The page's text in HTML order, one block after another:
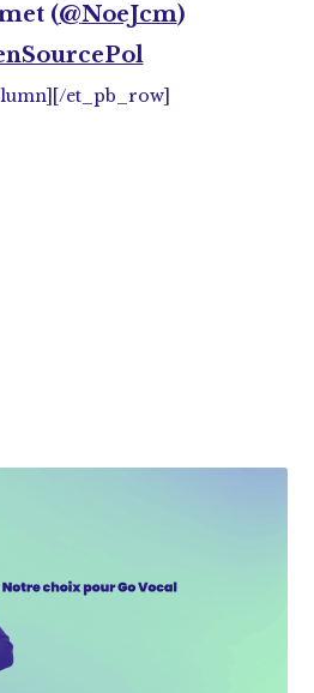
(@NoeJcm)
et_pb_row]